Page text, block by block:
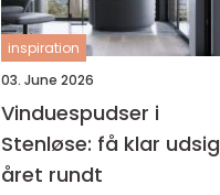
inspiration
03. June 2026
Vinduespudser i
Stenløse: få klar
året rundt